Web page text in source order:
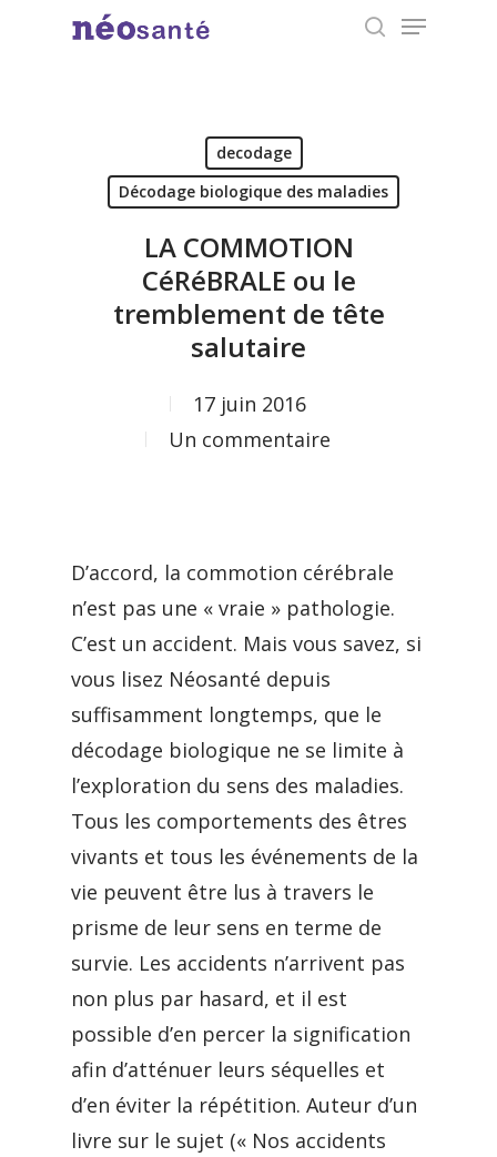
Menu
decodage
Décodage biologique des maladies
LA COMMOTION
CéRéBRALE ou le
tremblement de tête
salutaire
17 juin 2016
Un commentaire
D’accord, la commotion cérébrale
n’est pas une « vraie » pathologie.
C’est un accident. Mais vous savez, si
vous lisez Néosanté depuis
suffisamment longtemps, que le
décodage biologique ne se limite à
l’exploration du sens des maladies.
Tous les comportements des êtres
vivants et tous les événements de la
vie peuvent être lus à travers le
prisme de leur sens en terme de
survie. Les accidents n’arrivent pas
non plus par hasard, et il est
possible d’en percer la signification
afin d’atténuer leurs séquelles et
d’en éviter la répétition. Auteur d’un
livre sur le sujet (« Nos accidents